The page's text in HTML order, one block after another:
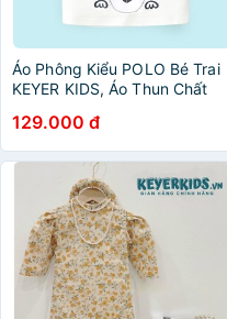
Áo Phông Kiểu POLO Bé Trai
KEYER KIDS, Áo Thun Chất
Cổ Bẻ Hình Chú Cún Dễ
Thương AT55
129.000 đ